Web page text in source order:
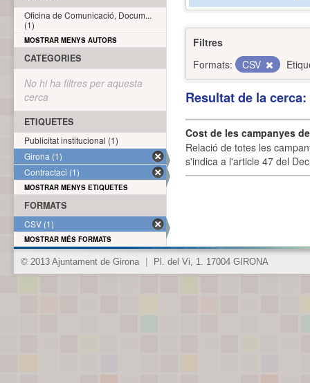
Filtres
Formats:
CSV
Resultat de la
Cost de les campanyes
Relació de totes les
s'indica a l'article 47 del
Oficina de Comunicació, Docum...
(1)
MOSTRAR MENYS AUTORS
CATEGORIES
No hi ha filtres per aquesta
cerca
ETIQUETES
Publicitat institucional (1)
Girona (1)
Contractaci (1)
MOSTRAR MENYS ETIQUETES
FORMATS
CSV (1)
MOSTRAR MÉS FORMATS
© 2013 Ajuntament de Girona Pl. del Vi, 1. 17004 GIRONA